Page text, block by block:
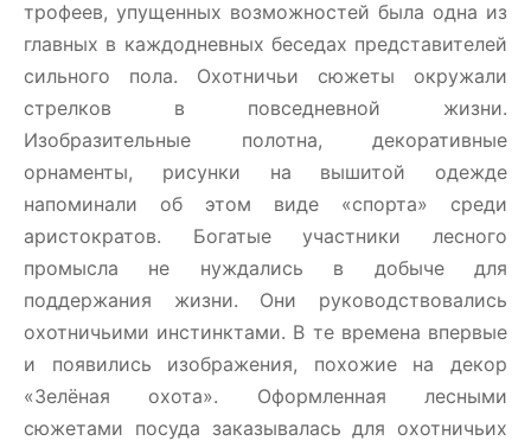
трофеев, упущенных возможностей была одна из
главных в каждодневных беседах представителей
сильного пола. Охотничьи сюжеты окружали
стрелков в повседневной жизни.
Изобразительные полотна, декоративные
орнаменты, рисунки на вышитой одежде
напоминали об этом виде «спорта» среди
аристократов. Богатые участники лесного
промысла не нуждались в добыче для
поддержания жизни. Они руководствовались
охотничьими инстинктами. В те времена впервые
и появились изображения, похожие на декор
«Зелёная охота». Оформленная лесными
сюжетами посуда заказывалась для охотничьих